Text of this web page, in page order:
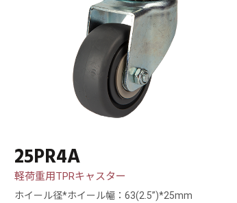
25PR4A
軽荷重用TPRキャスター
ホイール径*ホイール幅：63(2.5”)*25mm